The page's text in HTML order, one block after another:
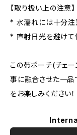
【取り扱い上の注意】
* 水濡れには十分注
* 直射日光を避けて
この帯ポーチ(チェ
事に融合させた一品
をお楽しみください！